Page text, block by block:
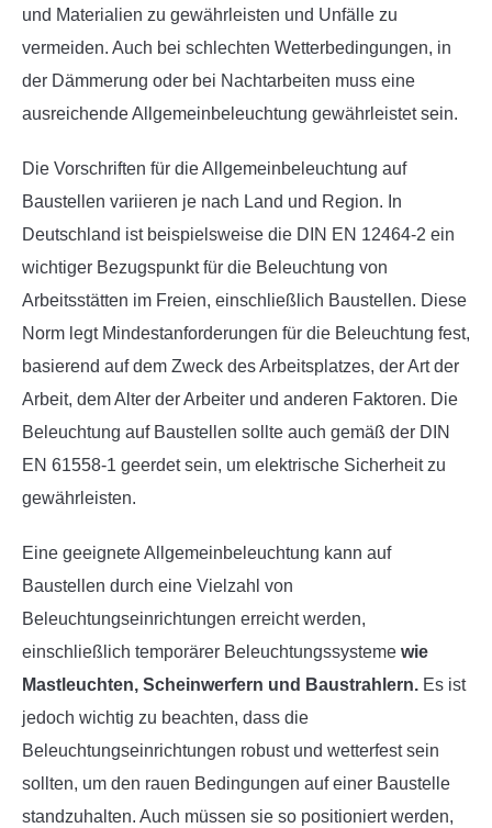
und Materialien zu gewährleisten und Unfälle zu
vermeiden. Auch bei schlechten Wetterbedingungen, in
der Dämmerung oder bei Nachtarbeiten muss eine
ausreichende Allgemeinbeleuchtung gewährleistet sein.
Die Vorschriften für die Allgemeinbeleuchtung auf
Baustellen variieren je nach Land und Region. In
Deutschland ist beispielsweise die DIN EN 12464-2 ein
wichtiger Bezugspunkt für die Beleuchtung von
Arbeitsstätten im Freien, einschließlich Baustellen. Diese
Norm legt Mindestanforderungen für die Beleuchtung fest,
basierend auf dem Zweck des Arbeitsplatzes, der Art der
Arbeit, dem Alter der Arbeiter und anderen Faktoren. Die
Beleuchtung auf Baustellen sollte auch gemäß der DIN
EN 61558-1 geerdet sein, um elektrische Sicherheit zu
gewährleisten.
Eine geeignete Allgemeinbeleuchtung kann auf
Baustellen durch eine Vielzahl von
Beleuchtungseinrichtungen erreicht werden,
einschließlich temporärer Beleuchtungssysteme wie
Mastleuchten, Scheinwerfern und Baustrahlern. Es ist
jedoch wichtig zu beachten, dass die
Beleuchtungseinrichtungen robust und wetterfest sein
sollten, um den rauen Bedingungen auf einer Baustelle
standzuhalten. Auch müssen sie so positioniert werden,